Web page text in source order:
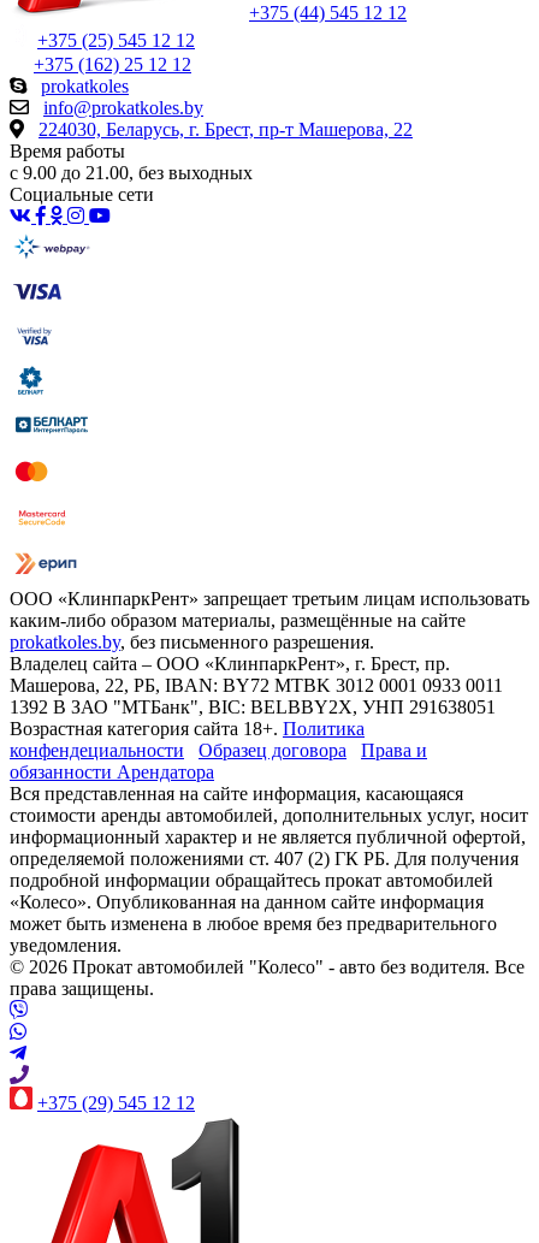
+375 (44) 545 12 12
+375 (25) 545 12 12
+375 (162) 25 12 12
prokatkoles
info@prokatkoles.by
224030, Беларусь, г. Брест, пр-т Машерова, 22
Время работы
с 9.00 до 21.00, без выходных
Социальные сети
ООО «КлинпаркРент» запрещает третьим лицам использовать
каким-либо образом материалы, размещённые на сайте
prokatkoles.by, без письменного разрешения.
Владелец сайта – ООО «КлинпаркРент», г. Брест, пр.
Машерова, 22, РБ, IBAN: BY72 MTBK 3012 0001 0933 0011
1392 В ЗАО "МТБанк", BIC: BELBBY2X, УНП 291638051
Возрастная категория сайта 18+. Политика
конфендециальности
Образец договора
Права и
обязанности Арендатора
Вся представленная на сайте информация, касающаяся
стоимости аренды автомобилей, дополнительных услуг, носит
информационный характер и не является публичной офертой,
определяемой положениями ст. 407 (2) ГК РБ. Для получения
подробной информации обращайтесь прокат автомобилей
«Колесо». Опубликованная на данном сайте информация
может быть изменена в любое время без предварительного
уведомления.
© 2026 Прокат автомобилей "Колесо" - авто без водителя. Все
права защищены.
+375 (29) 545 12 12